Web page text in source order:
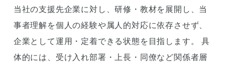
当社の支援先企業に対し、研修・教材を展開し、当
事者理解を個人の経験や属人的対応に依存させず、
企業として運用・定着できる状態を目指します。 具
体的には、受け入れ部署・上長・同僚など関係者層